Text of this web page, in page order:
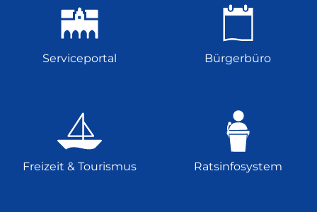
Serviceportal Bürgerbüro
Freizeit & Tourismus Ratsinfosystem